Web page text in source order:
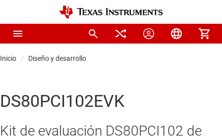
Inicio Diseño y desarrollo
DS80PCI102EVK
Kit de evaluación DS80PCI102 de